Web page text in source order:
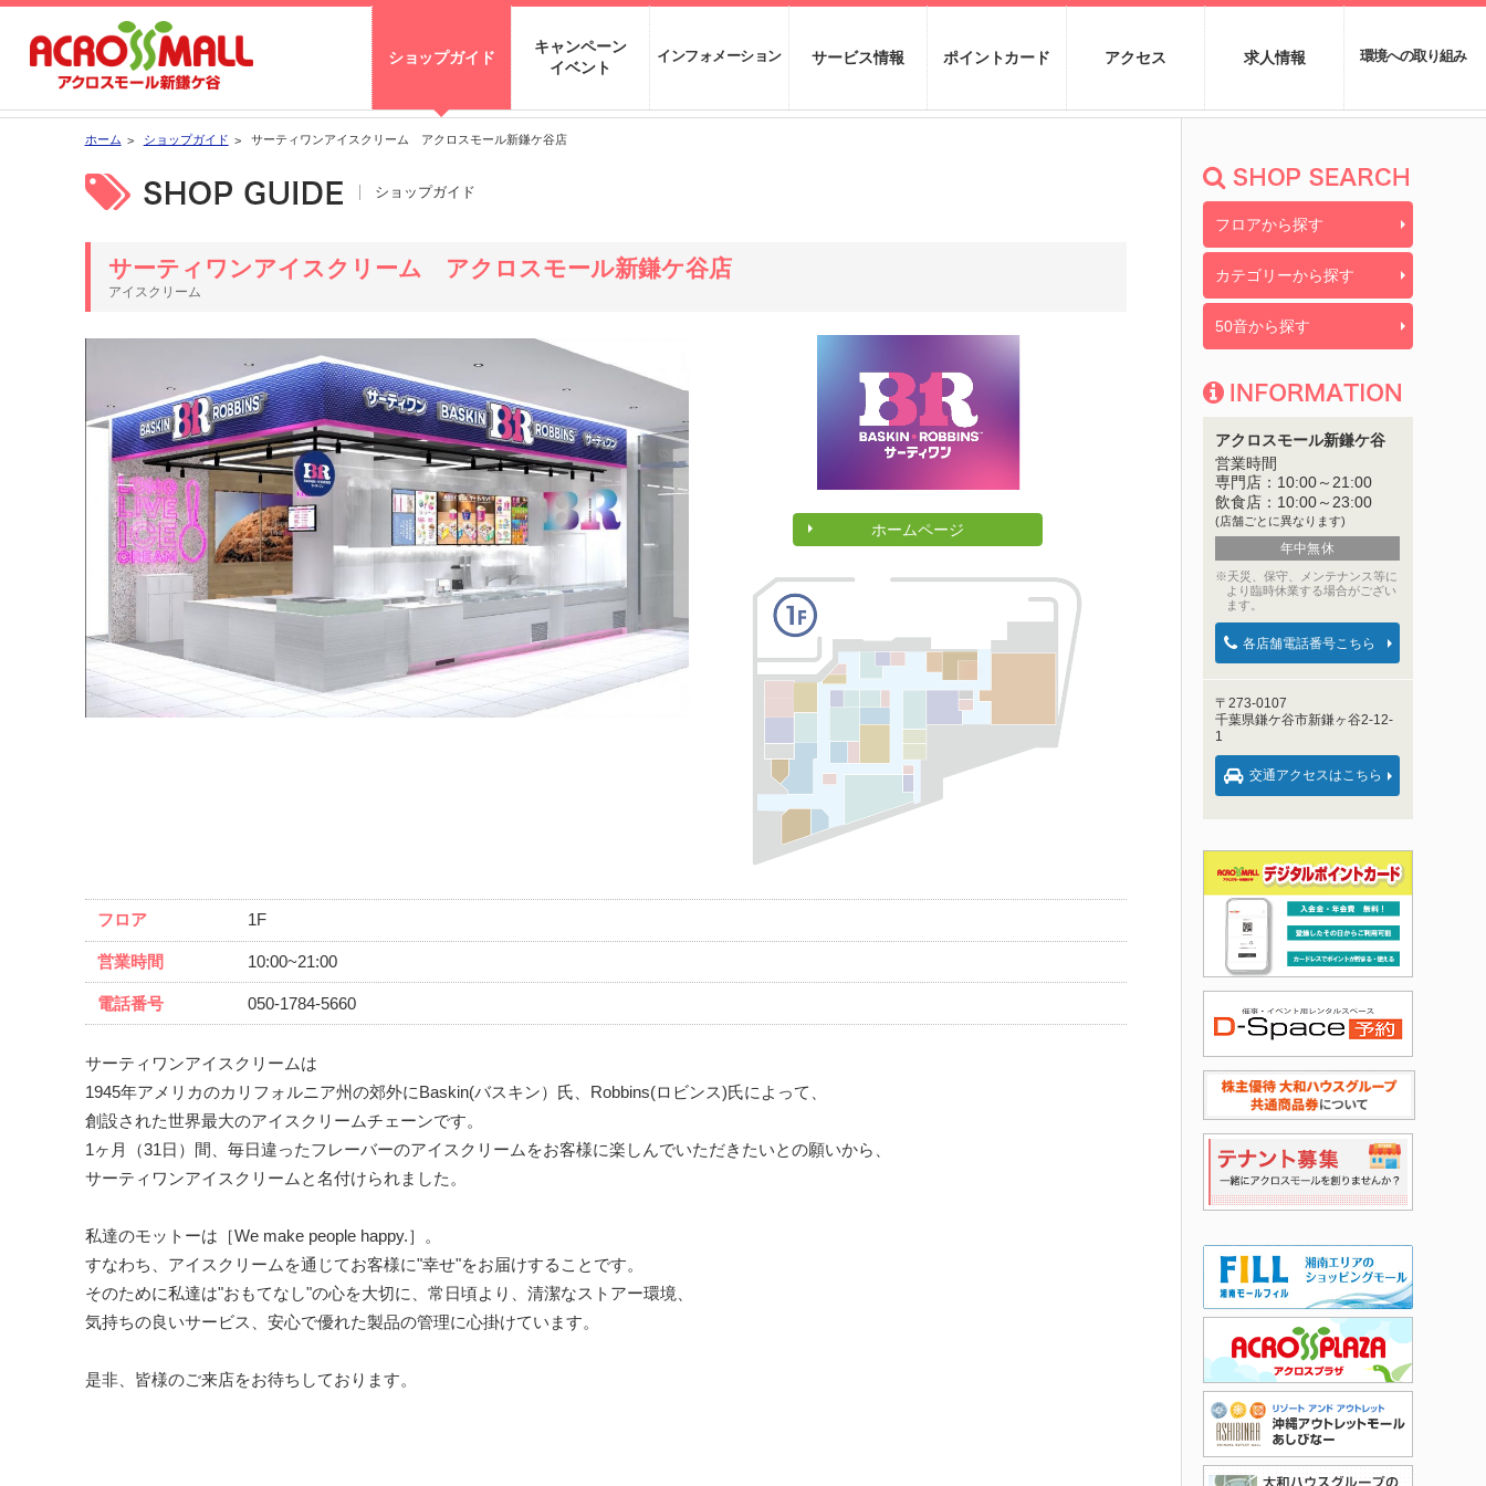
ショップガイド
キャンペーン
イベント
インフォメーション サービス情報 ポイントカード アクセス 求人情報 環境への取り組み
ホーム ショップガイド サーティワンアイスクリーム アクロスモール新鎌ケ谷店
ショップガイド
サーティワンアイスクリーム アクロスモール新鎌ケ谷店
アイスクリーム
ホームページ
フロア 1F
営業時間 10:00~21:00
電話番号 050-1784-5660
サーティワンアイスクリームは
1945年アメリカのカリフォルニア州の郊外にBaskin(バスキン）氏、Robbins(ロビンス)氏によって、
創設された世界最大のアイスクリームチェーンです。
1ヶ月（31日）間、毎日違ったフレーバーのアイスクリームをお客様に楽しんでいただきたいとの願いから、
サーティワンアイスクリームと名付けられました。
私達のモットーは［We make people happy.］。
すなわち、アイスクリームを通じてお客様に"幸せ"をお届けすることです。
そのために私達は"おもてなし"の心を大切に、常日頃より、清潔なストアー環境、
気持ちの良いサービス、安心で優れた製品の管理に心掛けています。
是非、皆様のご来店をお待ちしております。
フロアから探す
カテゴリーから探す
50音から探す
アクロスモール新鎌ケ谷
営業時間
専門店： 10:00～21:00
飲食店： 10:00～23:00
(店舗ごとに異なります)
年中無休
※天災、保守、メンテナンス等に
より臨時休業する場合がござい
ます。
各店舗電話番号こちら
〒273-0107
千葉県鎌ケ谷市新鎌ヶ谷2-12-
1
交通アクセスはこちら